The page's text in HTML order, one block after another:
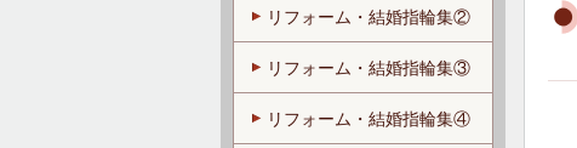
リフォーム・結婚指輪集②
リフォーム・結婚指輪集③
リフォーム・結婚指輪集④